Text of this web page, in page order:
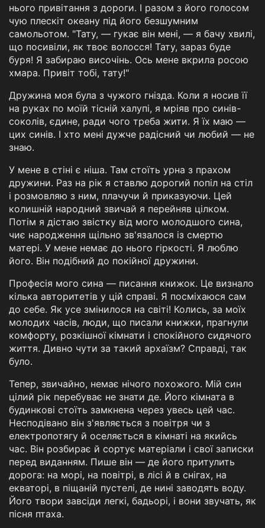
нього привітання з дороги. І разом з його голосом
чую плескіт океану під його безшумним
самольотом. "Тату, — гукає він мені, — я бачу хвилі,
що посивіли, як твоє волосся! Тату, зараз буде
буря! Я забираю височінь. Ось мене вкрила росою
хмара. Привіт тобі, тату!"
Дружина моя була з чужого гнізда. Коли я носив її
на руках по моїй тісній халупі, я мріяв про синів-
соколів, єдине, ради чого треба жити. Я їх маю —
цих синів. І хто мені дужче радісний чи любий — не
знаю.
У мене в стіні є ніша. Там стоїть урна з прахом
дружини. Раз на рік я ставлю дорогий попіл на стіл
і розмовляю з ним, плачучи й приказуючи. Цей
колишній народний звичай я перейняв цілком.
Потім я дістаю звістку від мого молодшого сина,
чиє народження щільно зв'язалося із смертю
матері. У мене немає до нього гіркості. Я люблю
його. Він подібний до покійної дружини.
Професія мого сина — писання книжок. Це визнало
кілька авторитетів у цій справі. Я посміхаюся сам
до себе. Як усе змінилося на світі! Колись, за моїх
молодих часів, люди, що писали книжки, прагнули
комфорту, розкішної кімнати і спокійного сидячого
життя. Дивно чути за такий архаїзм? Справді, так
було.
Тепер, звичайно, немає нічого похожого. Мій син
цілий рік перебуває не знати де. Його кімната в
будинкові стоїть замкнена через увесь цей час.
Несподівано він з'являється з повітря чи з
електропотягу й оселяється в кімнаті на якийсь
час. Він розбирає й сортує матеріали і свої записки
перед виданням. Пише він — де його притулить
дорога: на морі, на повітрі, в лісі й в снігах, на
екваторі, в піщаній пустелі, де нині заводять воду.
Його твори завсіди легкі, бадьорі, і вони звучать, як
пісня птаха.